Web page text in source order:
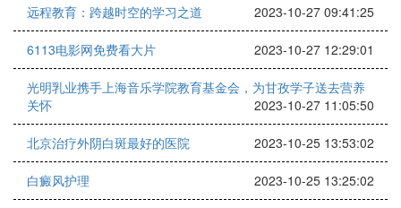
远程教育：跨越时空的学习之道 2023-10-27 09:41:25
6113电影网免费看大片 2023-10-27 12:29:01
光明乳业携手上海音乐学院教育基金会，为甘孜学子送去营养
关怀
2023-10-27 11:05:50
北京治疗外阴白斑最好的医院 2023-10-25 13:53:02
白癜风护理 2023-10-25 13:25:02